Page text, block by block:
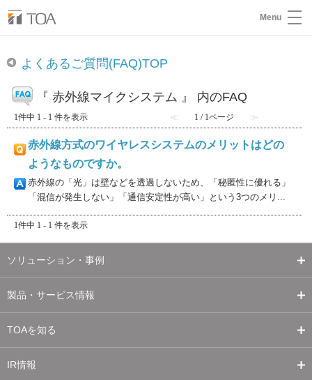
Menu
よくあるご質問(FAQ)TOP
『 赤外線マイクシステム 』 内のFAQ
1件中 1 - 1 件を表示 ≪ 1 / 1ページ ≫
赤外線方式のワイヤレスシステムのメリットはどの
ようなものですか。
赤外線の「光」は壁などを透過しないため、「秘匿性に優れる」
「混信が発生しない」「通信安定性が高い」という3つのメリ...
1件中 1 - 1 件を表示
ソリューション・事例
製品・サービス情報
TOAを知る
IR情報